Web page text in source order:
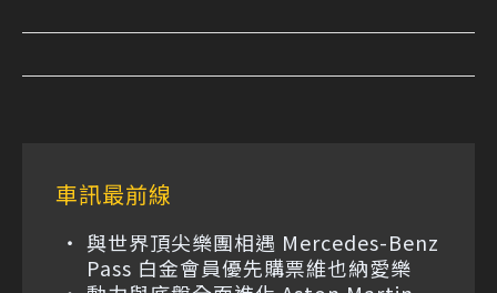
車訊最前線
與世界頂尖樂團相遇 Mercedes-Benz
Pass 白金會員優先購票維也納愛樂